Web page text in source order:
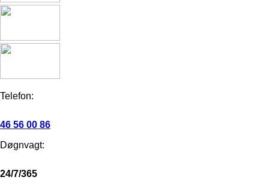
Telefon:
46 56 00 86
Døgnvagt:
24/7/365